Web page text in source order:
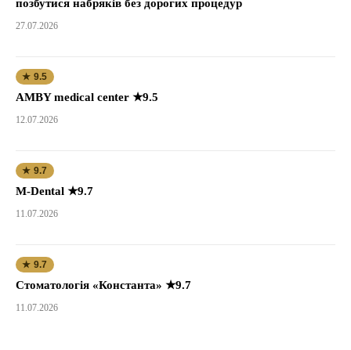
позбутися набряків без дорогих процедур
27.07.2026
★ 9.5
AMBY medical center ★9.5
12.07.2026
★ 9.7
M-Dental ★9.7
11.07.2026
★ 9.7
Стоматологія «Константа» ★9.7
11.07.2026